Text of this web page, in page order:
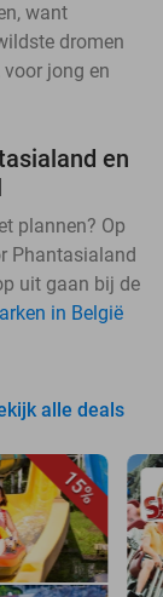
want
dromen
jong en
en
plannen? Op
Phantasialand
uit gaan bij de
in België
alle deals
15%